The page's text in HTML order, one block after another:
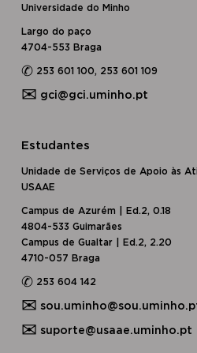
Universidade do Minho
Largo do paço
4704-553 Braga
✆253 601 100, 253 601 109
✉ gci@gci.uminho.pt
Estudantes
Unidade de Serviços de Apoio às
USAAE
Campus de Azurém | Ed.2, 0.18
4804-533 Guimarães
Campus de Gualtar | Ed.2, 2.20
4710-057 Braga
✆253 604 142
✉
✉ suporte@usaae.uminho.pt